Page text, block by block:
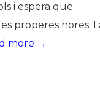
Econòmics i Socials
Organitzacions
Organitzacions
i espera que
properes hores.
more →